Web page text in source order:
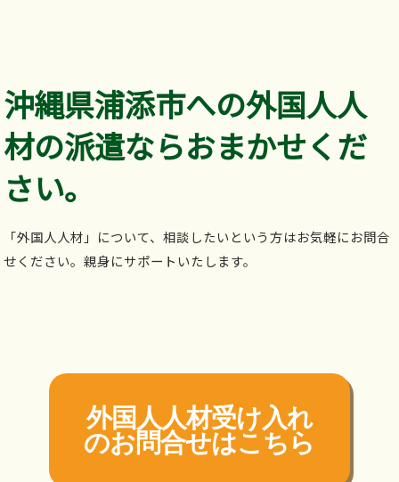
沖縄県浦添市への外国人人
材の派遣ならおまかせくだ
さい。
「外国人人材」について、相談したいという方はお気軽にお問合
せください。親身にサポートいたします。
外国人人材受け入れ
のお問合せはこちら